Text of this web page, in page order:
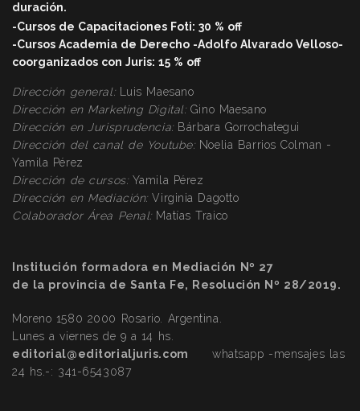
duración.
-Cursos de Capacitaciones Foti: 30 % off
-Cursos Academia de Derecho -Adolfo Alvarado Velloso-
coorganizados con Juris: 15 % off
Dirección general:Luis Maesano
Dirección en Marketing Digital:Gino Maesano
Dirección en Jurisprudencia:Bárbara Gorrochategui
Dirección del canal de Youtube: Noelia Barrios Colman -
Yamila Pérez
Dirección de cursos: Yamila Pérez
Dirección en Mediación:Virginia Dagotto
Colaborador Área Penal:Matías Traico
Institución formadora en Mediación Nº 27
de la provincia de Santa Fe, Resolución Nº 28/2019.
Moreno 1580 2000 Rosario. Argentina.
Lunes a viernes de 9 a 14 hs.
editorial@editorialjuris.com
whatsapp -mensajes las
24 hs.-: 341-6543087